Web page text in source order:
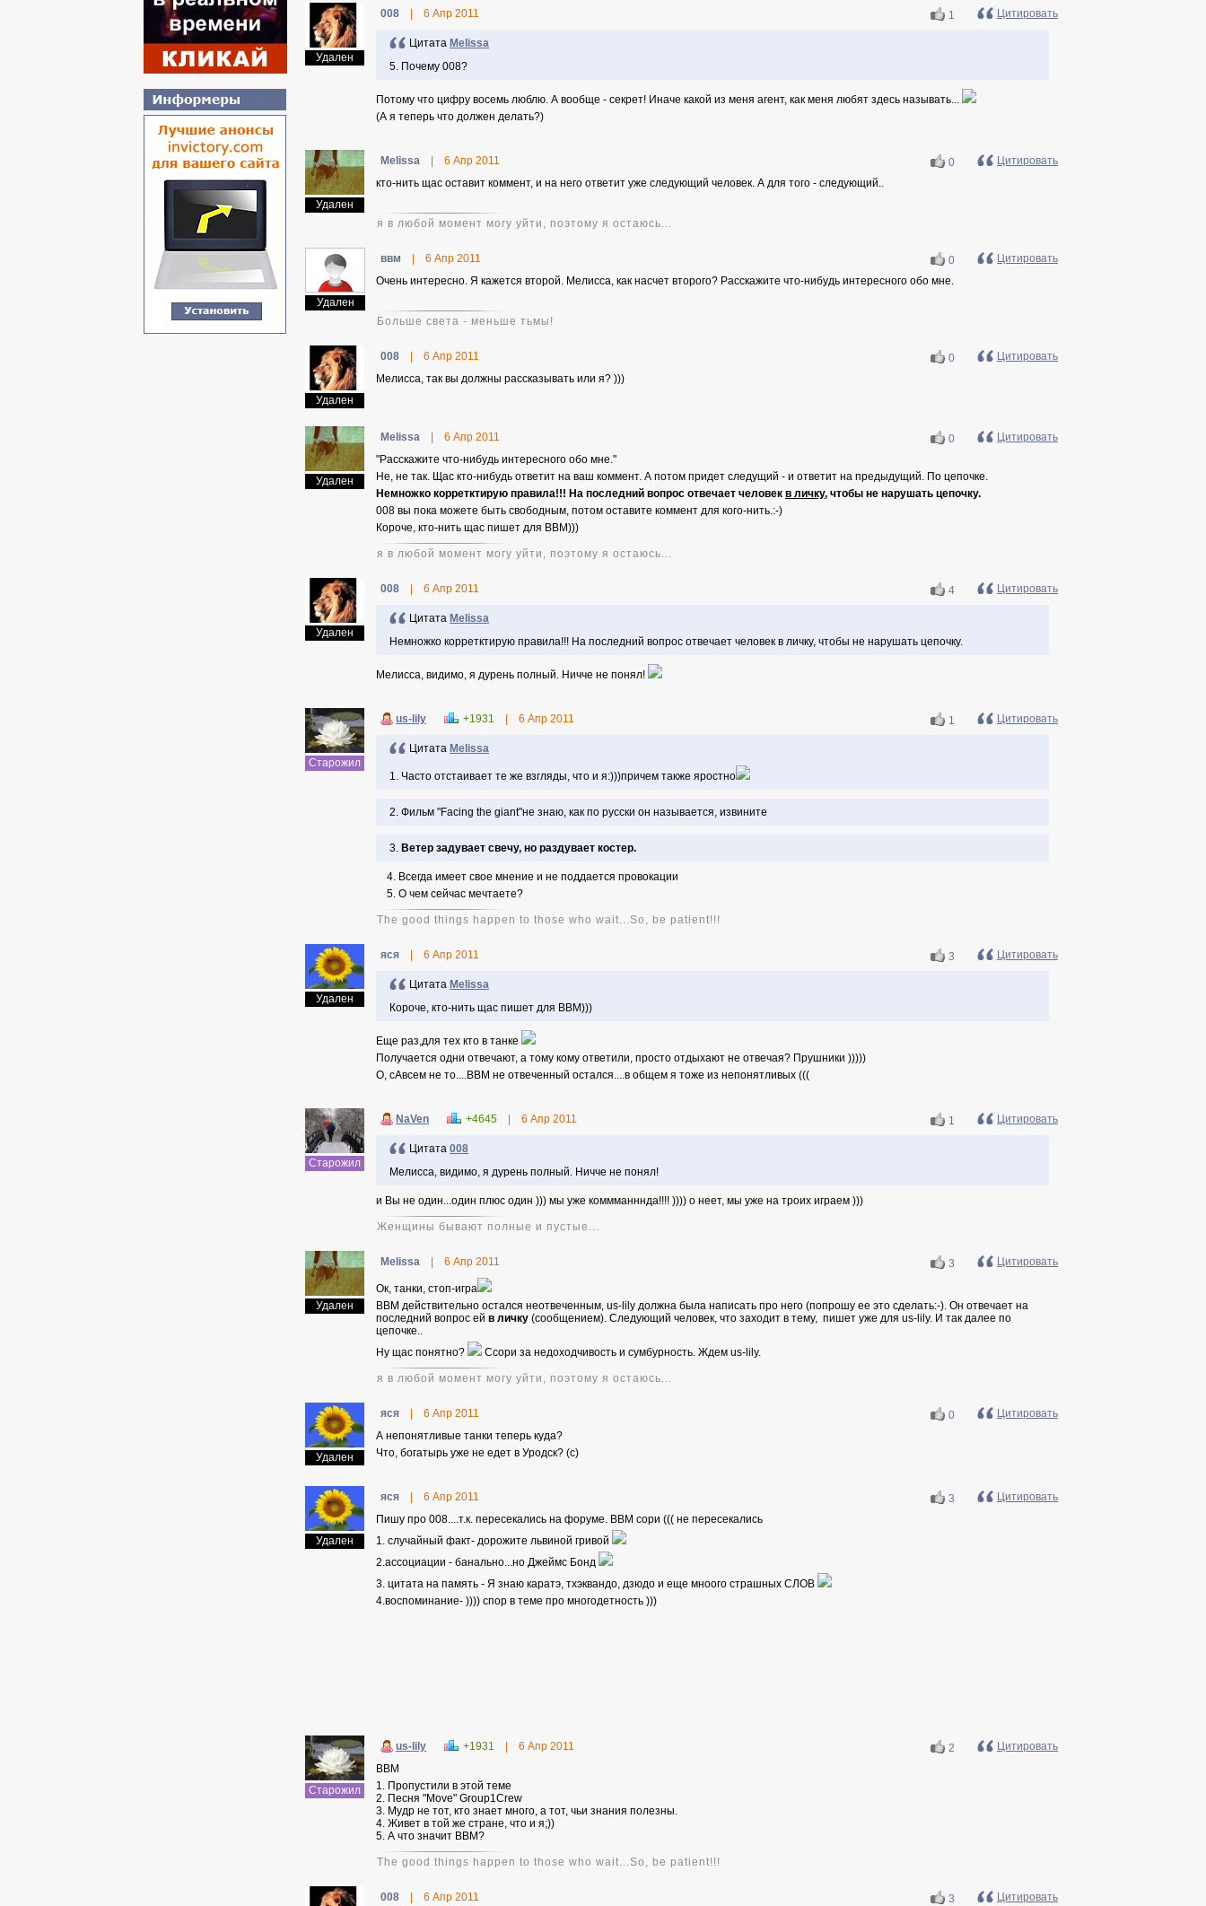
Удален
008 6 Апр 2011 1 Цитировать
Цитата Melissa
5. Почему 008?
Потому что цифру восемь люблю. А вообще - секрет! Иначе какой из меня агент, как меня любят здесь называть...
(А я теперь что должен делать?)
Удален
Melissa 6 Апр 2011 0
Цитировать
кто-нить щас оставит коммент, и на него ответит уже следующий человек. А для того - следующий..
я в любой момент могу уйти, поэтому я остаюсь...
Удален
ввм 6 Апр 2011 0
Цитировать
Очень интересно. Я кажется второй. Мелисса, как насчет второго? Расскажите что-нибудь интересного обо мне.
Больше света - меньше тьмы!
Удален
008 6 Апр 2011 0
Цитировать
Мелисса, так вы должны рассказывать или я? )))
Удален
Melissa 6 Апр 2011 0
Цитировать
"Расскажите что-нибудь интересного обо мне."
Не, не так. Щас кто-нибудь ответит на ваш коммент. А потом придет следущий - и ответит на предыдущий. По цепочке.
Немножко корретктирую правила!!! На последний вопрос отвечает человек в личку, чтобы не нарушать цепочку.
008 вы пока можете быть свободным, потом оставите коммент для кого-нить.:-)
Короче, кто-нить щас пишет для ВВМ)))
я в любой момент могу уйти, поэтому я остаюсь...
Удален
008 6 Апр 2011 4 Цитировать
Цитата Melissa
Немножко корретктирую правила!!! На последний вопрос отвечает человек в личку, чтобы не нарушать цепочку.
Мелисса, видимо, я дурень полный. Ничче не понял!
Старожил
us-lily +1931 6 Апр 2011 1 Цитировать
Цитата Melissa
1. Часто отстаивает те же взгляды, что и я:)))причем также яростно
2. Фильм "Facing the giant"не знаю, как по русски он называется, извините
3. Ветер задувает свечу, но раздувает костер.
4. Всегда имеет свое мнение и не поддается провокации
5. О чем сейчас мечтаете?
The good things happen to those who wait...So, be patient!!!
Удален
яся 6 Апр 2011 3 Цитировать
Цитата Melissa
Короче, кто-нить щас пишет для ВВМ)))
Еще раз,для тех кто в танке
Получается одни отвечают, а тому кому ответили, просто отдыхают не отвечая? Прушники )))))
О, сАвсем не то....ВВМ не отвеченный остался....в общем я тоже из непонятливых (((
Старожил
NaVen +4645 6 Апр 2011 1 Цитировать
Цитата 008
Мелисса, видимо, я дурень полный. Ничче не понял!
и Вы не один...один плюс один ))) мы уже коммманннда!!!! )))) о неет, мы уже на троих играем )))
Женщины бывают полные и пустые...
Удален
Melissa 6 Апр 2011 3 Цитировать
Ок, танки, стоп-игра
ВВМ действительно остался неотвеченным, us-lily должна была написать про него (попрошу ее это сделать:-). Он отвечает на
последний вопрос ей в личку (сообщением). Следующий человек, что заходит в тему, пишет уже для us-lily. И так далее по
цепочке..
Ну щас понятно?
Ссори за недоходчивость и сумбурность. Ждем us-lily.
я в любой момент могу уйти, поэтому я остаюсь...
Удален
яся 6 Апр 2011 0
Цитировать
А непонятливые танки теперь куда?
Что, богатырь уже не едет в Уродск? (с)
Удален
яся 6 Апр 2011 3
Цитировать
Пишу про 008....т.к. пересекались на форуме. ВВМ сори ((( не пересекались
1. случайный факт- дорожите львиной гривой
2.ассоциации - банально...но Джеймс Бонд
3. цитата на память - Я знаю каратэ, тхэквандо, дзюдо и еще мноого страшных СЛОВ
4.воспоминание- )))) спор в теме про многодетность )))
Старожил
us-lily +1931 6 Апр 2011 2
Цитировать
ВВМ
1. Пропустили в этой теме
2. Песня "Move" Group1Crew
3. Мудр не тот, кто знает много, а тот, чьи знания полезны.
4. Живет в той же стране, что и я;))
5. А что значит ВВМ?
The good things happen to those who wait...So, be patient!!!
008 6 Апр 2011 3 Цитировать